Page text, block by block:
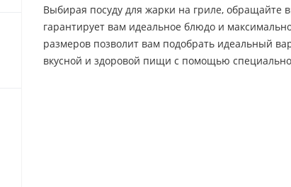
Выбирая посуду для жарки на гриле,
гарантирует вам идеальное блюдо и
размеров позволит вам подобрать идеальный
вкусной и здоровой пищи с помощью